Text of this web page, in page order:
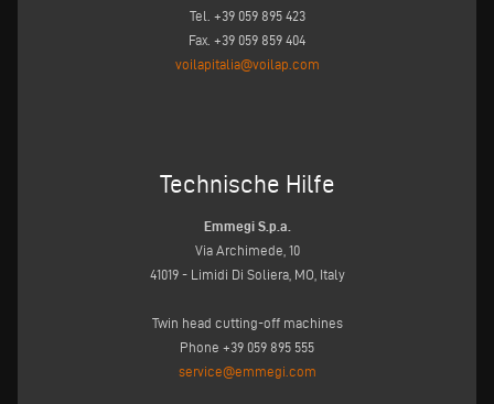
Tel. +39 059 895 423
Fax. +39 059 859 404
voilapitalia@voilap.com
Technische Hilfe
Emmegi S.p.a.
Via Archimede, 10
41019 - Limidi Di Soliera, MO, Italy
Twin head cutting-off machines
Phone +39 059 895 555
service@emmegi.com